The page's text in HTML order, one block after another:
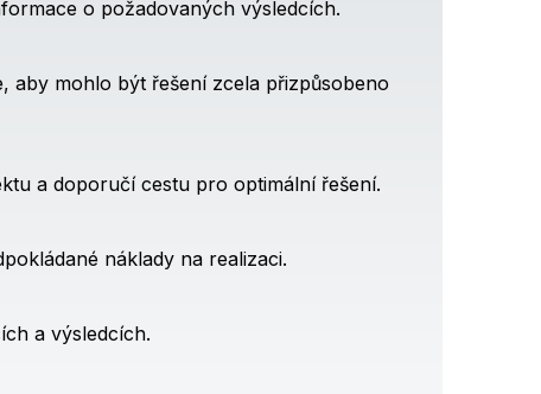
o požadovaných výsledcích.
aby mohlo být řešení zcela přizpůsobeno
a doporučí cestu pro optimální řešení.
náklady na realizaci.
a výsledcích.